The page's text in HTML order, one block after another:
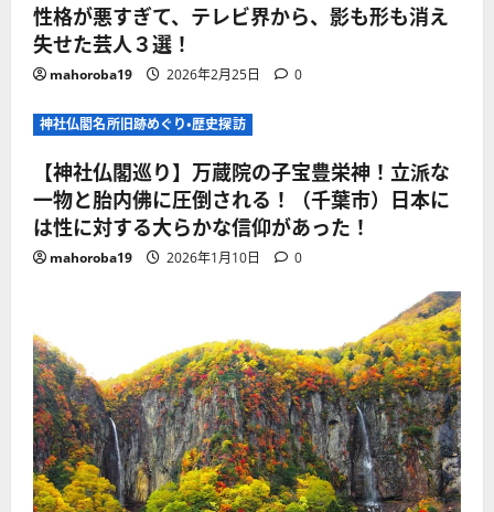
性格が悪すぎて、テレビ界から、影も形も消え
失せた芸人３選！
mahoroba19 2026年2月25日 0
神社仏閣名所旧跡めぐり・歴史探訪
【神社仏閣巡り】万蔵院の子宝豊栄神！立派な
一物と胎内佛に圧倒される！（千葉市）日本に
は性に対する大らかな信仰があった！
mahoroba19 2026年1月10日 0